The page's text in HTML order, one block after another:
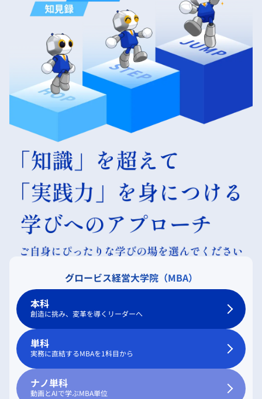
グロービス経営大学院（MBA）
本科
創造に挑み、変革を導くリーダーへ
単科
実務に直結するMBAを1科目から
ナノ単科
動画とAIで学ぶMBA単位